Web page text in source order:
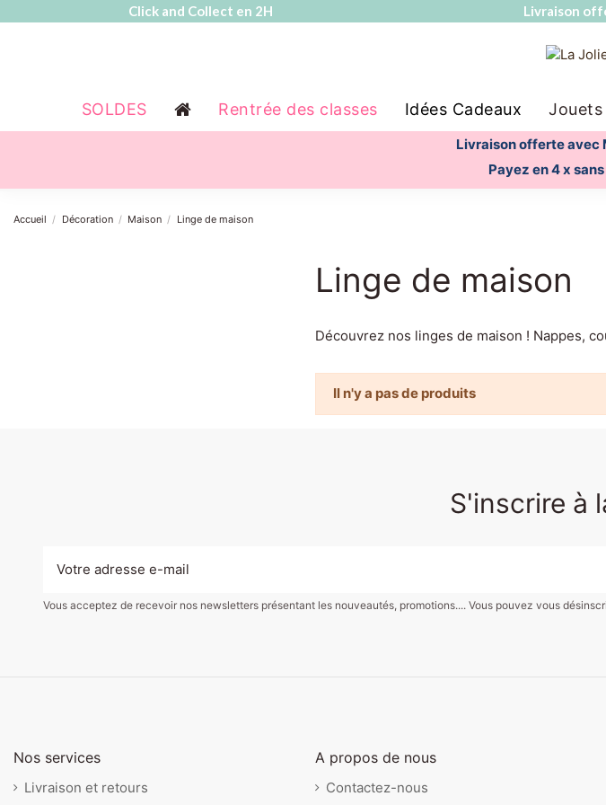
Click and Collect en 2H Livraison
SOLDES Rentrée des classes Idées Cadeaux Jouets
Livraison offerte avec
Payez en 4 x
Accueil Décoration Maison Linge de maison
Linge de maison
Découvrez nos linges de maison ! Nappes,
Il n'y a pas de produits
S'inscrire à
Vous acceptez de recevoir nos newsletters présentant les nouveautés, promotions.... Vous pouvez vous
Nos services
Livraison et retours
A propos de nous
Contactez-nous